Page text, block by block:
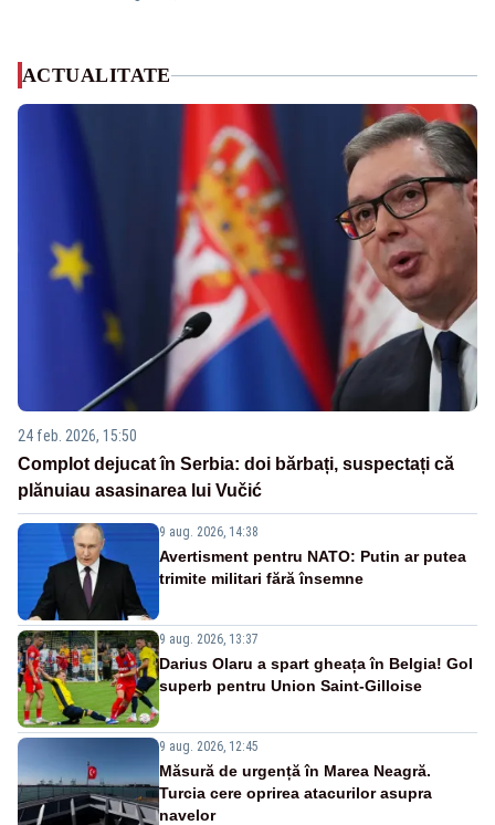
ACTUALITATE
24 feb. 2026, 15:50
Complot dejucat în Serbia: doi bărbați, suspectați că
plănuiau asasinarea lui Vučić
9 aug. 2026, 14:38
Avertisment pentru NATO: Putin ar putea
trimite militari fără însemne
9 aug. 2026, 13:37
Darius Olaru a spart gheața în Belgia! Gol
superb pentru Union Saint-Gilloise
9 aug. 2026, 12:45
Măsură de urgență în Marea Neagră.
Turcia cere oprirea atacurilor asupra
navelor